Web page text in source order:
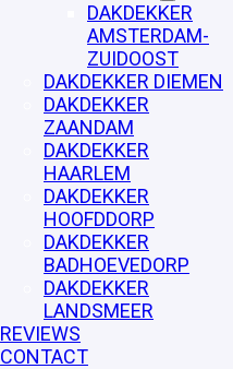
DAKDEKKER
AMSTERDAM-
ZUIDOOST
DAKDEKKER DIEMEN
DAKDEKKER
ZAANDAM
DAKDEKKER
HAARLEM
DAKDEKKER
HOOFDDORP
DAKDEKKER
BADHOEVEDORP
DAKDEKKER
LANDSMEER
REVIEWS
CONTACT